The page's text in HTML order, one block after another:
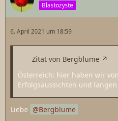
Blastozyste
6. April 2021 um 18:59
Zitat von Bergblume
Österreich: hier haben wir
Erfolgsaussichten und
Liebe
Bergblume